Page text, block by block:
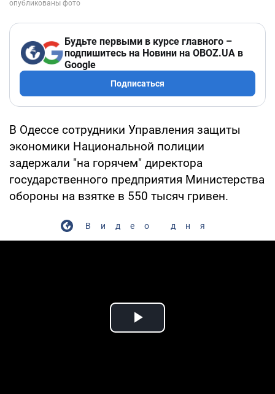
Будьте первыми в курсе главного –
подпишитесь на Новини на OBOZ.UA в
Google
Подписаться
В Одессе сотрудники Управления защиты
экономики Национальной полиции
задержали "на горячем" директора
государственного предприятия Министерства
обороны на взятке в 550 тысяч гривен.
Видео дня
Play Video